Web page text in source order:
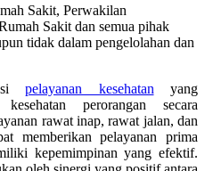
Sakit, Perwakilan
Sakit dan semua pihak
tidak dalam pengelolahan dan
pelayanan kesehatan yang
kesehatan perorangan secara
rawat inap, rawat jalan, dan
memberikan pelayanan prima
kepemimpinan yang efektif.